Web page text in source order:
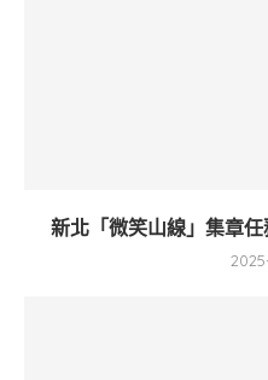
新北「微笑山線」集章